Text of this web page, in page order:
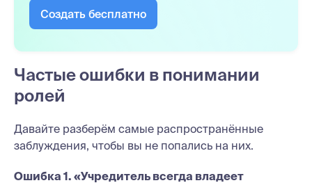
Создать бесплатно
Частые ошибки в понимании
ролей
Давайте разберём самые распространённые
заблуждения, чтобы вы не попались на них.
Ошибка 1. «Учредитель всегда владеет